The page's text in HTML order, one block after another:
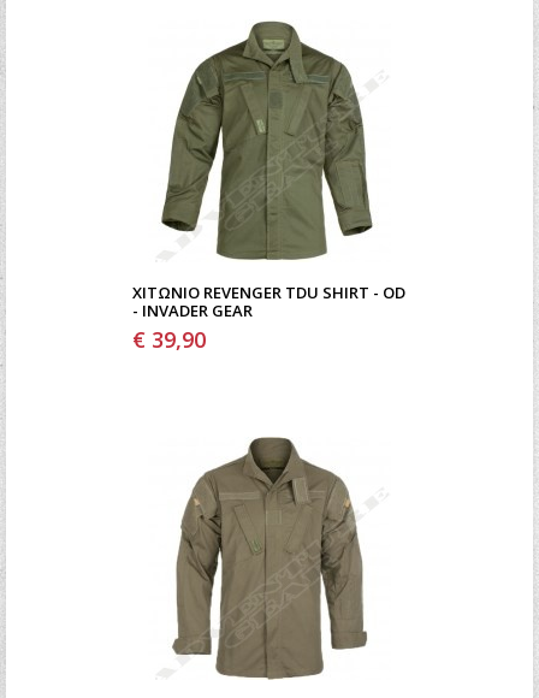
ΧΙΤΏΝΙΟ REVENGER TDU SHIRT - OD
- INVADER GEAR
€ 39,90